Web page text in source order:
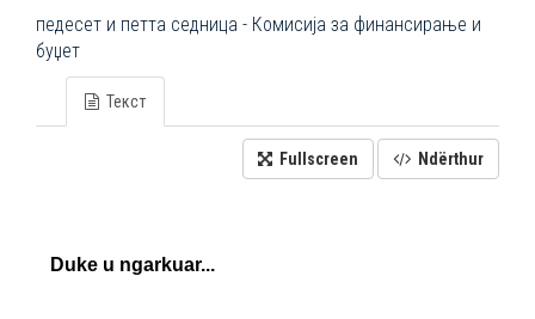
педесет и петта седница - Комисија за финансирање и
буџет
Текст
Fullscreen Ndërthur